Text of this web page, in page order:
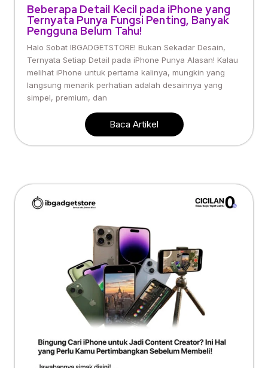
Beberapa Detail Kecil pada iPhone yang
Ternyata Punya Fungsi Penting, Banyak
Pengguna Belum Tahu!
Halo Sobat IBGADGETSTORE! Bukan Sekadar Desain,
Ternyata Setiap Detail pada iPhone Punya Alasan! Kalau
melihat iPhone untuk pertama kalinya, mungkin yang
langsung menarik perhatian adalah desainnya yang
simpel, premium, dan
Baca Artikel